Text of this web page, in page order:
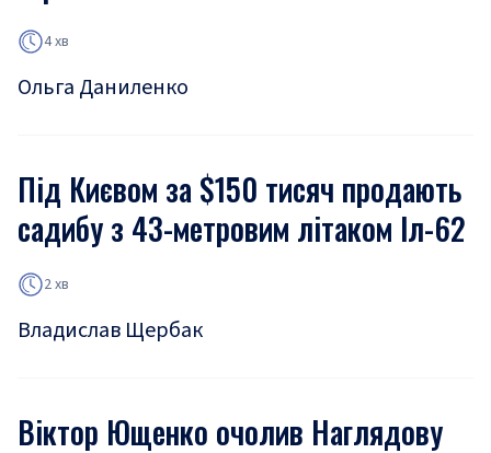
4 хв
Ольга Даниленко
Під Києвом за $150 тисяч продають
садибу з 43-метровим літаком Іл-62
2 хв
Владислав Щербак
Віктор Ющенко очолив Наглядову